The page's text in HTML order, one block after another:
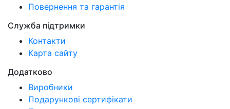
Повернення та гарантія
Служба підтримки
Контакти
Карта сайту
Додатково
Виробники
Подарункові сертифікати